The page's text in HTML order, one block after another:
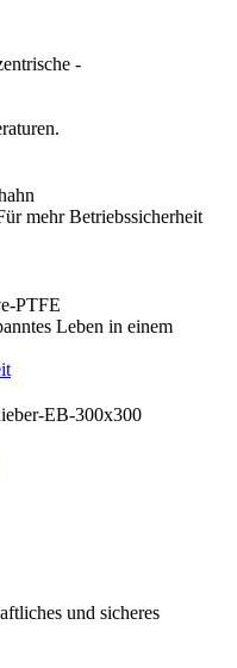
mehr Betriebssicherheit
Leben in einem
und sicheres